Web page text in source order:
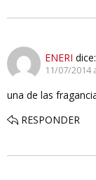
ENERI dice:
11/07/2014
una de las
RESPONDER